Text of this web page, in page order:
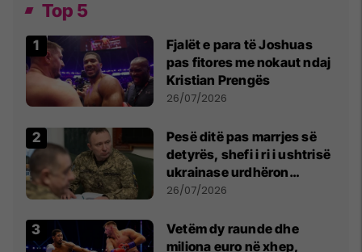
Top 5
Fjalët e para të Joshuas
pas fitores me nokaut ndaj
Kristian Prengës
26/07/2026
Pesë ditë pas marrjes së
detyrës, shefi i ri i ushtrisë
ukrainase urdhëron
kontroll të madh
26/07/2026
Vetëm dy raunde dhe
miliona euro në xhep,